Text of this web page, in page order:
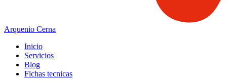
Arquenio Cerna
Inicio
Servicios
Blog
Fichas tecnicas